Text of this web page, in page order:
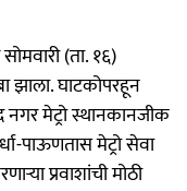
(ता. १६)
झाला. घाटकोपरहून
नगर मेट्रो स्थानकानजीक
पाऊणतास मेट्रो सेवा
प्रवाशांची मोठी